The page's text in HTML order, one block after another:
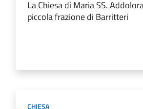
La Chiesa di Maria SS.
piccola frazione di Barritteri
CHIESA